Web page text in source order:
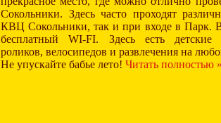
Сокольники. Здесь часто проходят
КВЦ Сокольники, так и при входе в Парк.
бесплатный WI-FI. Здесь есть детские
роликов, велосипедов и развлечения на
Не упускайте бабье лето! Читать полностью